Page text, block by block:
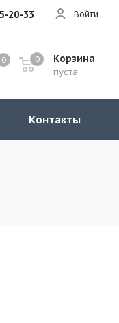
Войти
20-33
0 Корзина
пуста
0
Контакты